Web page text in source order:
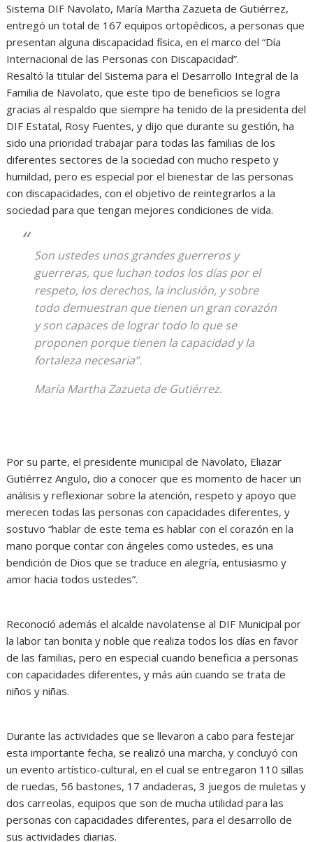
Sistema DIF Navolato, María Martha Zazueta de Gutiérrez,
entregó un total de 167 equipos ortopédicos, a personas que
presentan alguna discapacidad física, en el marco del “Día
Internacional de las Personas con Discapacidad”.
Resaltó la titular del Sistema para el Desarrollo Integral de la
Familia de Navolato, que este tipo de beneficios se logra
gracias al respaldo que siempre ha tenido de la presidenta del
DIF Estatal, Rosy Fuentes, y dijo que durante su gestión, ha
sido una prioridad trabajar para todas las familias de los
diferentes sectores de la sociedad con mucho respeto y
humildad, pero es especial por el bienestar de las personas
con discapacidades, con el objetivo de reintegrarlos a la
sociedad para que tengan mejores condiciones de vida.
Son ustedes unos grandes guerreros y
guerreras, que luchan todos los días por el
respeto, los derechos, la inclusión, y sobre
todo demuestran que tienen un gran corazón
y son capaces de lograr todo lo que se
proponen porque tienen la capacidad y la
fortaleza necesaria”.
María Martha Zazueta de Gutiérrez.
Por su parte, el presidente municipal de Navolato, Eliazar
Gutiérrez Angulo, dio a conocer que es momento de hacer un
análisis y reflexionar sobre la atención, respeto y apoyo que
merecen todas las personas con capacidades diferentes, y
sostuvo “hablar de este tema es hablar con el corazón en la
mano porque contar con ángeles como ustedes, es una
bendición de Dios que se traduce en alegría, entusiasmo y
amor hacia todos ustedes”.
Reconoció además el alcalde navolatense al DIF Municipal por
la labor tan bonita y noble que realiza todos los días en favor
de las familias, pero en especial cuando beneficia a personas
con capacidades diferentes, y más aún cuando se trata de
niños y niñas.
Durante las actividades que se llevaron a cabo para festejar
esta importante fecha, se realizó una marcha, y concluyó con
un evento artístico-cultural, en el cual se entregaron 110 sillas
de ruedas, 56 bastones, 17 andaderas, 3 juegos de muletas y
dos carreolas, equipos que son de mucha utilidad para las
personas con capacidades diferentes, para el desarrollo de
sus actividades diarias.